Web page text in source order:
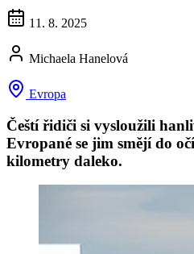
11. 8. 2025
Michaela Hanelová
Evropa
Čeští řidiči si vysloužili
Evropané se jim smějí do
kilometry daleko.